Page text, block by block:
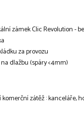
zámek Clic Revolution -
za provozu
dlažbu (spáry <4mm)
zátěž : kanceláře,